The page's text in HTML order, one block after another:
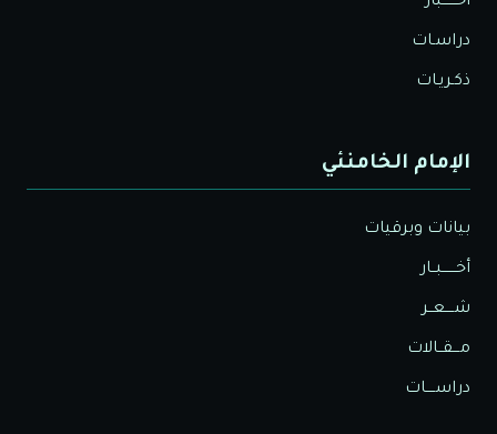
دراسـات
ذكـريـات
الإمام الخامنئي
بيانات وبرقيات
أخــــــبــار
شــــعــر
مـــقــالات
دراســــات